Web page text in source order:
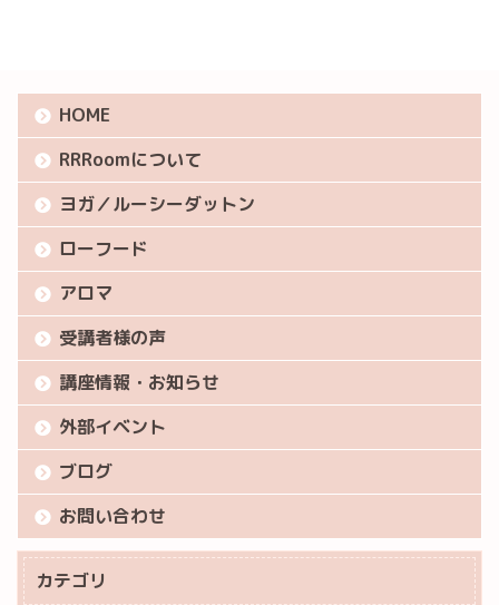
HOME
RRRoomについて
ヨガ／ルーシーダットン
ローフード
アロマ
受講者様の声
講座情報・お知らせ
外部イベント
ブログ
お問い合わせ
カテゴリ